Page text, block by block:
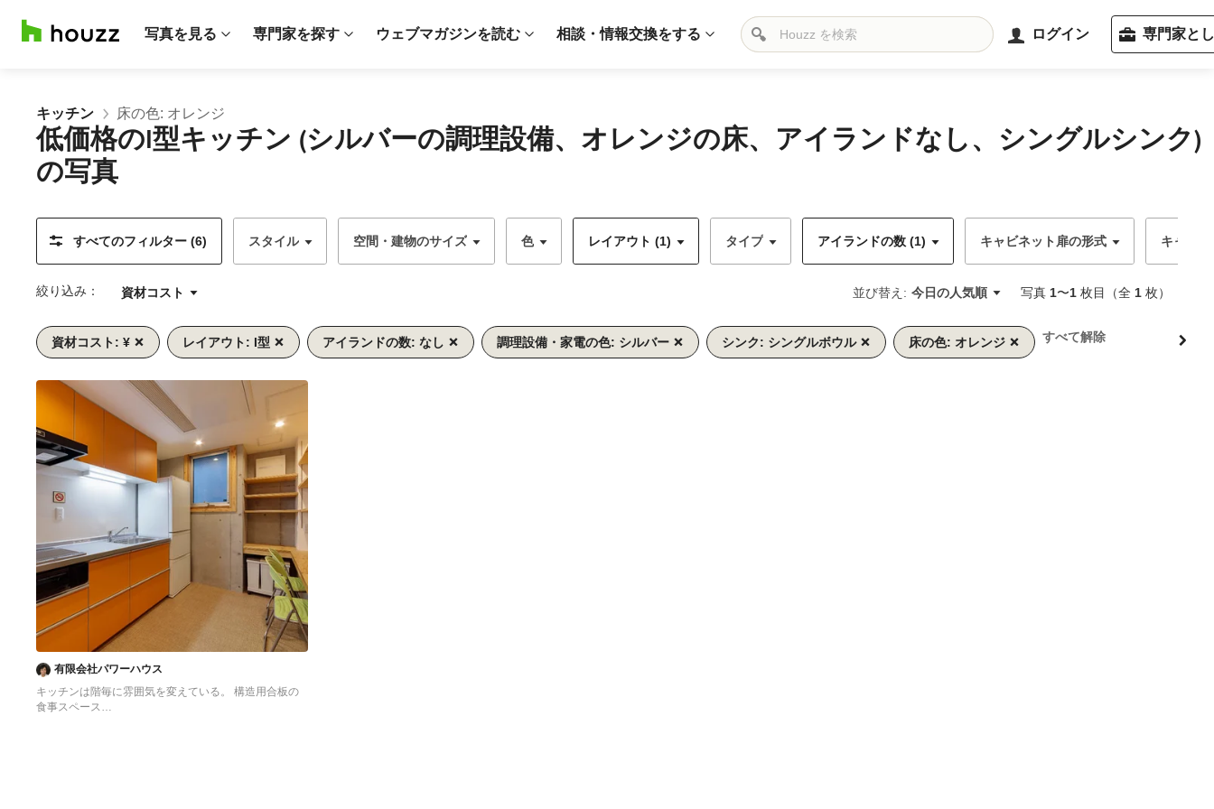
写真を見る 専門家を探す ウェブマガジンを読む 相談・情報交換をする ログイン 専門家と
キッチン 床の色: オレンジ
低価格のI型キッチン (シルバーの調理設備、オレンジの床、アイランドなし、シングルシンク)
の写真
すべてのフィルター (6) スタイル 空間・建物のサイズ 色 レイアウト (1) タイプ アイランドの数 (1) キャビネット扉の形式 キャビ
絞り込み： 資材コスト 並び替え: 今日の人気順 写真 1〜1 枚目（全 1 枚）
資材コスト: ¥ レイアウト: I型 アイランドの数: なし 調理設備・家電の色: シルバー シンク: シングルボウル 床の色: オレンジ すべて解除
へ
へ
有限会社パワーハウス
キッチンは階毎に雰囲気を変えている。 構造用合板の
食事スペース